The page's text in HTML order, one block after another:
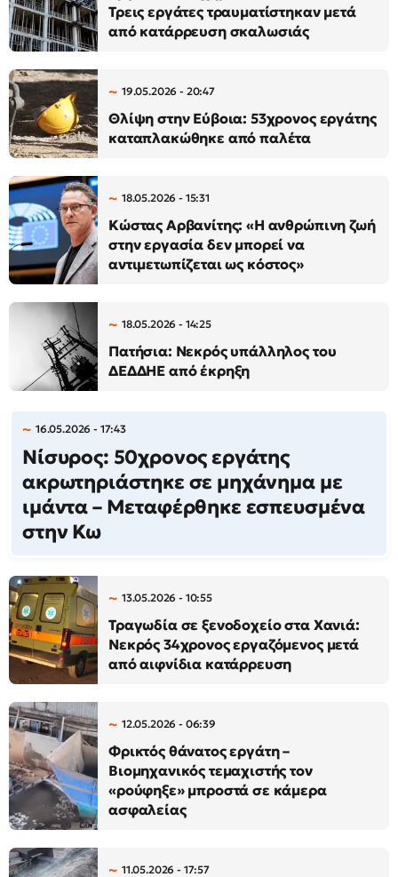
Τρεις εργάτες τραυματίστηκαν μετά
από κατάρρευση σκαλωσιάς
19.05.2026 - 20:47
Θλίψη στην Εύβοια: 53χρονος εργάτης
καταπλακώθηκε από παλέτα
18.05.2026 - 15:31
Κώστας Αρβανίτης: «Η ανθρώπινη ζωή
στην εργασία δεν μπορεί να
αντιμετωπίζεται ως κόστος»
18.05.2026 - 14:25
Πατήσια: Νεκρός υπάλληλος του
ΔΕΔΔΗΕ από έκρηξη
16.05.2026 - 17:43
Νίσυρος: 50χρονος εργάτης
ακρωτηριάστηκε σε μηχάνημα με
ιμάντα – Μεταφέρθηκε εσπευσμένα
στην Κω
13.05.2026 - 10:55
Τραγωδία σε ξενοδοχείο στα Χανιά:
Νεκρός 34χρονος εργαζόμενος μετά
από αιφνίδια κατάρρευση
12.05.2026 - 06:39
Φρικτός θάνατος εργάτη –
Βιομηχανικός τεμαχιστής τον
«ρούφηξε» μπροστά σε κάμερα
ασφαλείας
11.05.2026 - 17:57